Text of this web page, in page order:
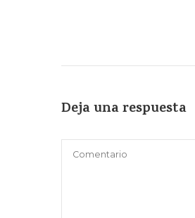
Deja una respuesta